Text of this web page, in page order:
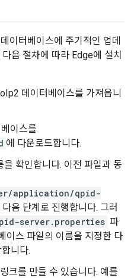
이터베이스에 주기적인 업데
음 절차에 따라 Edge에 설치
데이터베이스를 가져옵니
이스를
에 다운로드합니다.
확인합니다. 이전 파일과 동
application/qpid-
다음 단계로 진행합니다. 그러
server.properties 파
이스 파일의 이름을 지정한 다
니다.
크를 만들 수 있습니다. 예를